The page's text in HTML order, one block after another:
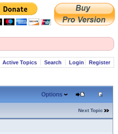
Active Topics Search Login Register
Options
Next Topic